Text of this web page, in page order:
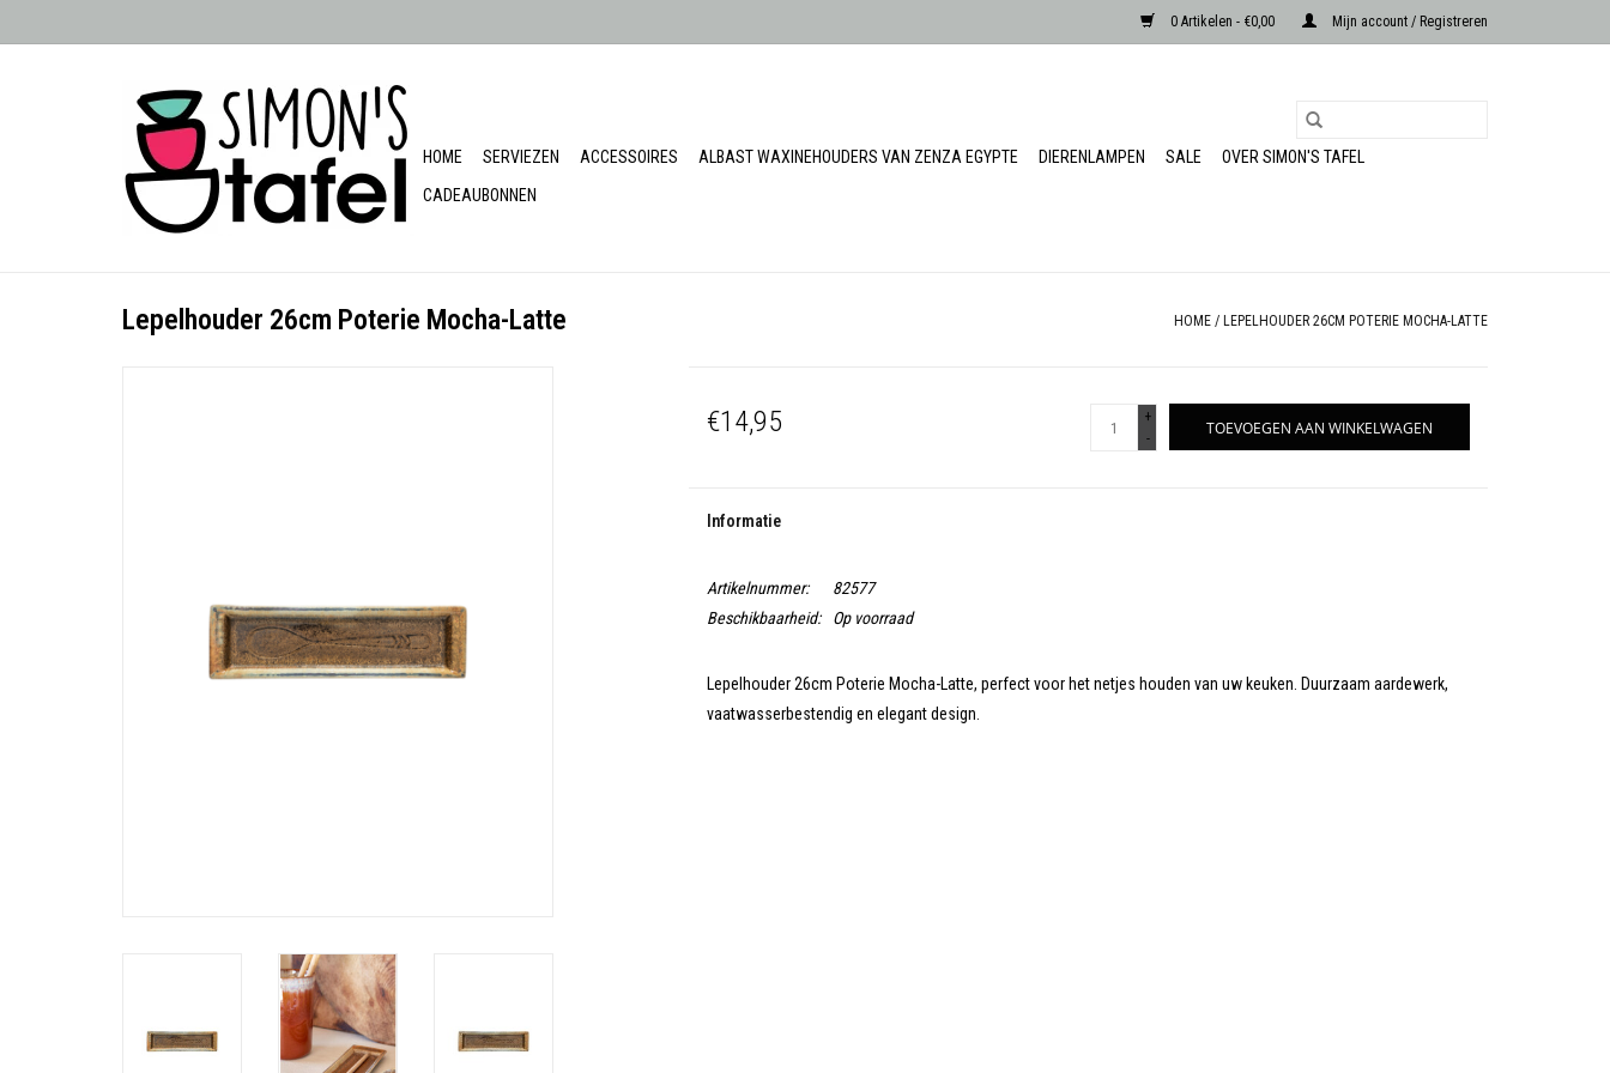
0 Artikelen - €0,00 Mijn account / Registreren
HOME SERVIEZEN ACCESSOIRES ALBAST WAXINEHOUDERS VAN ZENZA EGYPTE DIERENLAMPEN SALE
OVER SIMON'S TAFEL
CADEAUBONNEN
Lepelhouder 26cm Poterie Mocha-Latte HOME / LEPELHOUDER 26CM POTERIE MOCHA-LATTE
€14,95
+
-
TOEVOEGEN AAN WINKELWAGEN
Informatie
Artikelnummer:
82577
Beschikbaarheid:
Op voorraad
Lepelhouder 26cm Poterie Mocha-Latte, perfect voor het netjes houden van uw keuken. Duurzaam aardewerk,
vaatwasserbestendig en elegant design.